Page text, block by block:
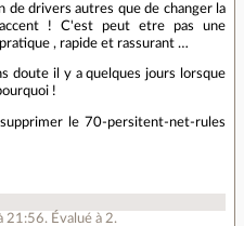
de drivers autres que de changer la
! C'est peut etre pas une
, rapide et rassurant …
doute il y a quelques jours lorsque
!
le 70-persitent-net-rules
21:56. Évalué à 2.